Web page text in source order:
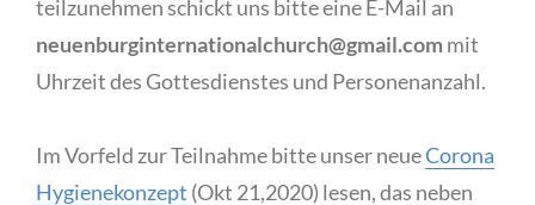
teilzunehmen schickt uns bitte eine E-Mail an
neuenburginternationalchurch@gmail.com mit
Uhrzeit des Gottesdienstes und Personenanzahl.
Im Vorfeld zur Teilnahme bitte unser neueCorona
Hygienekonzept (Okt 21,2020) lesen, das neben